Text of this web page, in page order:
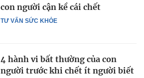
TƯ VẤN SỨC KHỎE
con người cận kề cái chết
4 hành vi bất thường của con
người trước khi chết ít người biết